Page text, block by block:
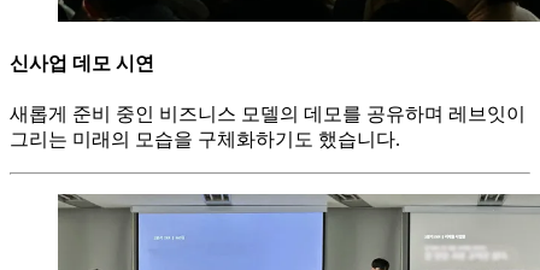
신사업 데모 시연
새롭게 준비 중인 비즈니스 모델의 데모를 공유하며 레브잇이
그리는 미래의 모습을 구체화하기도 했습니다.